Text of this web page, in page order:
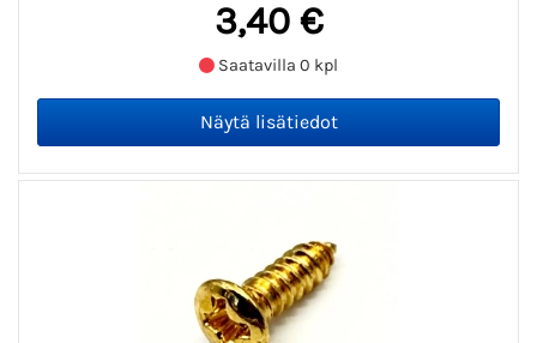
3,40 €
Saatavilla 0 kpl